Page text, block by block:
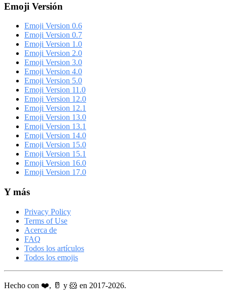
Emoji Versión
Emoji Version 0.6
Emoji Version 0.7
Emoji Version 1.0
Emoji Version 2.0
Emoji Version 3.0
Emoji Version 4.0
Emoji Version 5.0
Emoji Version 11.0
Emoji Version 12.0
Emoji Version 12.1
Emoji Version 13.0
Emoji Version 13.1
Emoji Version 14.0
Emoji Version 15.0
Emoji Version 15.1
Emoji Version 16.0
Emoji Version 17.0
Y más
Privacy Policy
Terms of Use
Acerca de
FAQ
Todos los artículos
Todos los emojis
Hecho con ❤️, 🥛 y 🐹 en 2017-2026.